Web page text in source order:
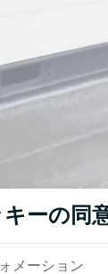
ーの同
メーション